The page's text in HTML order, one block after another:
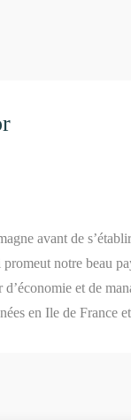
avant de
notre beau
et de
en Ile de